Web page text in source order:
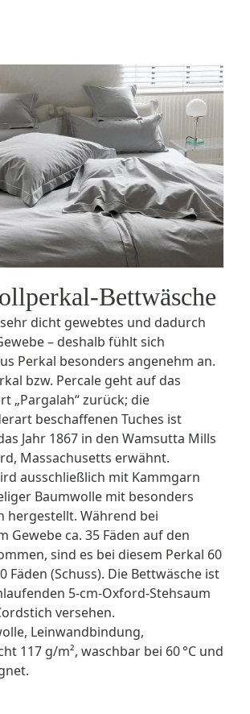
Bettwäsche
dicht gewebtes und dadurch
– deshalb fühlt sich
Perkal besonders angenehm an.
bzw. Percale geht auf das
„Pargalah“ zurück; die
beschaffenen Tuches ist
Jahr 1867 in den Wamsutta Mills
Massachusetts erwähnt.
ausschließlich mit Kammgarn
Baumwolle mit besonders
hergestellt. Während bei
Gewebe ca. 35 Fäden auf den
sind es bei diesem Perkal 60
Fäden (Schuss). Die Bettwäsche ist
5-cm-Oxford-Stehsaum
versehen.
Leinwandbindung,
117 g/m², wasch­bar bei 60 °C und